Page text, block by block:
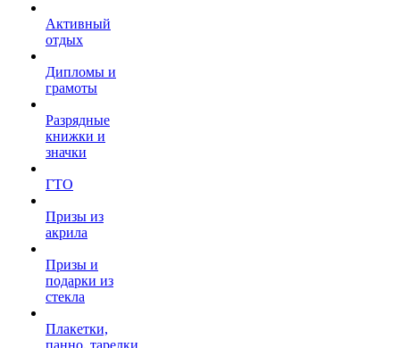
Активный
отдых
Дипломы и
грамоты
Разрядные
книжки и
значки
ГТО
Призы из
акрила
Призы и
подарки из
стекла
Плакетки,
панно, тарелки